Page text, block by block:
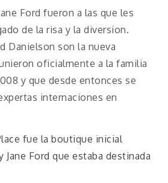
Ford fueron a las que les
de la risa y la diversion.
Danielson son la nueva
oficialmente a la familia
y que desde entonces se
internaciones en
fue la boutique inicial
Jane Ford que estaba destinada